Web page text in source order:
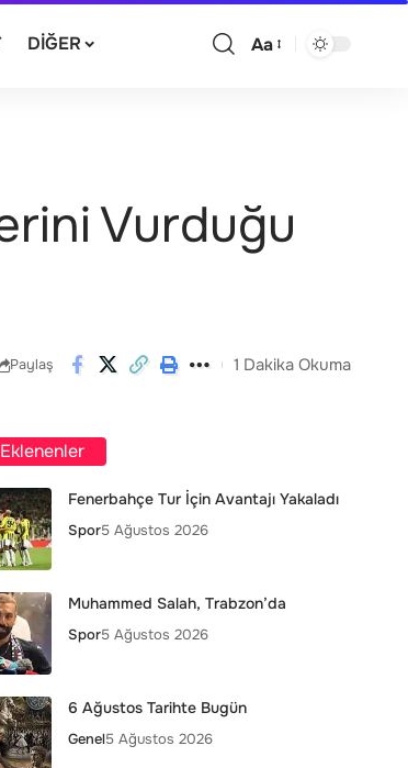
DIĞER Aa
Vurduğu
Paylaş 1 Dakika Okuma
Fenerbahçe Tur İçin Avantajı Yakaladı
Spor5 Ağustos 2026
Muhammed Salah, Trabzon’da
Spor5 Ağustos 2026
6 Ağustos Tarihte Bugün
Genel5 Ağustos 2026